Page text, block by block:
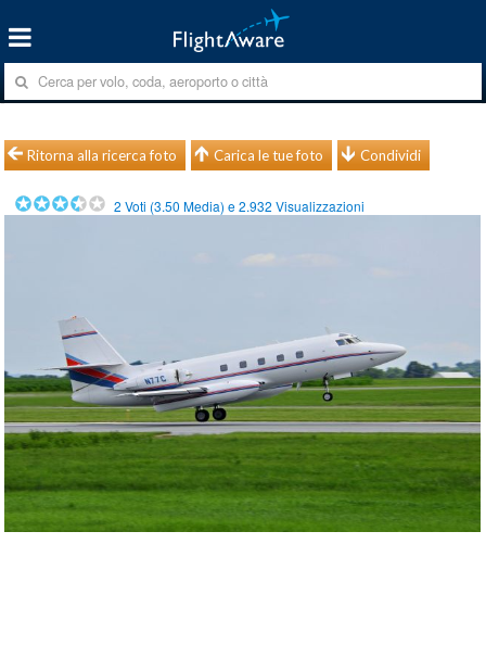
Ritorna alla ricerca foto Carica le tue foto Condividi
2 Voti (3.50 Media) e2.932 Visualizzazioni